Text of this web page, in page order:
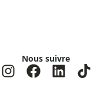
Nous suivre